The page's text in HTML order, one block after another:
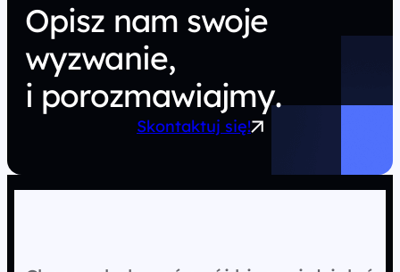
Opisz nam swoje
wyzwanie,
i porozmawiajmy.
Skontaktuj się!